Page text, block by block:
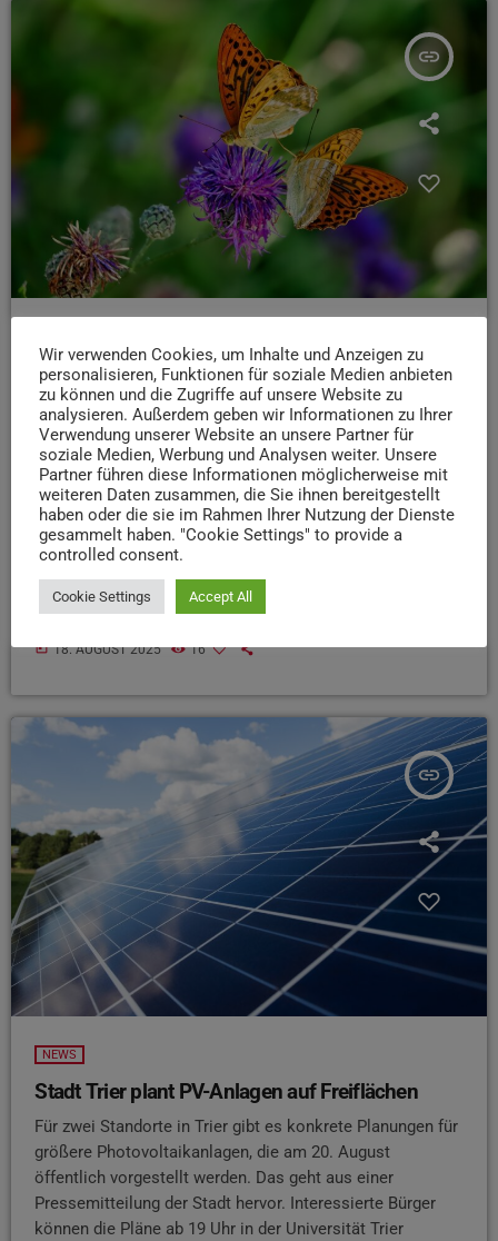
insert_link
Studie zur Insektenvielfalt in Trier: Ergebnisse
kommen im November
Studierende der Uni Trier haben zwei Wochen lang mit
speziellen Tüchern Umwelt-DNA von Insekten gesammelt,
um die Artenvielfalt in der Stadt erstmals systematisch
zu erfassen. Darüber berichtet der SWR. Rund 1.000
Proben werden nun im Labor ausgewertet, die Ergebnisse
werden ab November erwartet. Die Daten sollen auch der
Stadtplanung helfen, Lebensräume für Insekten zu
verbessern.
today 18. AUGUST 2025 16
insert_link
NEWS
Stadt Trier plant PV-Anlagen auf Freiflächen
Für zwei Standorte in Trier gibt es konkrete Planungen für
größere Photovoltaikanlagen, die am 20. August
öffentlich vorgestellt werden. Das geht aus einer
Pressemitteilung der Stadt hervor. Interessierte Bürger
können die Pläne ab 19 Uhr in der Universität Trier
Wir verwenden Cookies, um Inhalte und Anzeigen zu
personalisieren, Funktionen für soziale Medien anbieten
zu können und die Zugriffe auf unsere Website zu
analysieren. Außerdem geben wir Informationen zu Ihrer
Verwendung unserer Website an unsere Partner für
soziale Medien, Werbung und Analysen weiter. Unsere
Partner führen diese Informationen möglicherweise mit
weiteren Daten zusammen, die Sie ihnen bereitgestellt
haben oder die sie im Rahmen Ihrer Nutzung der Dienste
gesammelt haben. "Cookie Settings" to provide a
controlled consent.
Cookie Settings Accept All